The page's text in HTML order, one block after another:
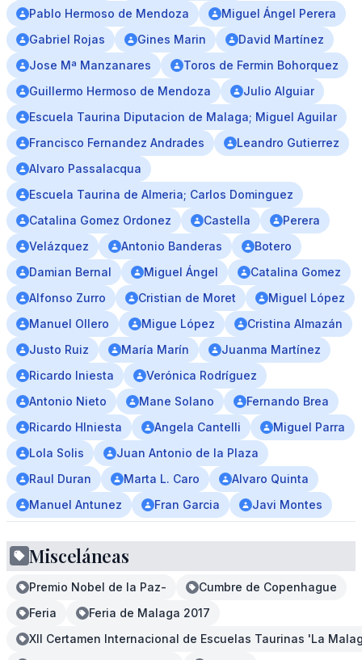
Pablo Hermoso de Mendoza
Miguel Ángel Perera
Gabriel Rojas
Gines Marin
David Martínez
Jose Mª Manzanares
Toros de Fermin Bohorquez
Guillermo Hermoso de Mendoza
Julio Alguiar
Escuela Taurina Diputacion de Malaga; Miguel Aguilar
Francisco Fernandez Andrades
Leandro Gutierrez
Alvaro Passalacqua
Escuela Taurina de Almeria; Carlos Dominguez
Catalina Gomez Ordonez
Castella
Perera
Velázquez
Antonio Banderas
Botero
Damian Bernal
Miguel Ángel
Catalina Gomez
Alfonso Zurro
Cristian de Moret
Miguel López
Manuel Ollero
Migue López
Cristina Almazán
Justo Ruiz
María Marín
Juanma Martínez
Ricardo Iniesta
Verónica Rodríguez
Antonio Nieto
Mane Solano
Fernando Brea
Ricardo HIniesta
Angela Cantelli
Miguel Parra
Lola Solis
Juan Antonio de la Plaza
Raul Duran
Marta L. Caro
Alvaro Quinta
Manuel Antunez
Fran Garcia Javi Montes
Misceláneas
Premio Nobel de la Paz-
Cumbre de Copenhague
Feria
Feria de Malaga 2017
XII Certamen Internacional de Escuelas Taurinas 'La